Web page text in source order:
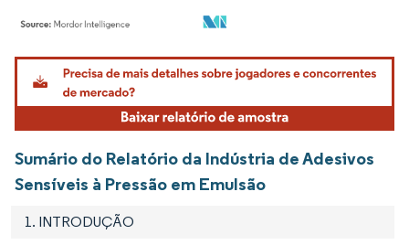
Imagem © Mordor Intelligence. O reuso requer atribuição conforme CC BY 4.0.
Sumário do Relatório da Indústria de Adesivos
Sensíveis à Pressão em Emulsão
1. INTRODUÇÃO